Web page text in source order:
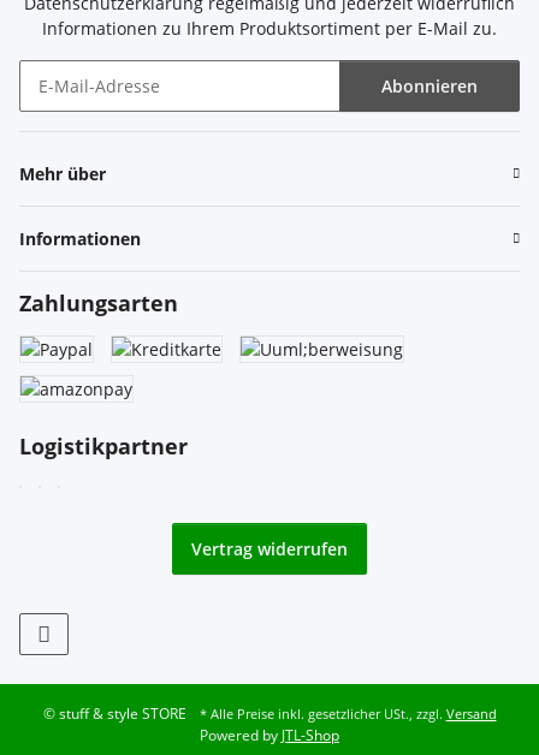
Informationen zu Ihrem Produktsortiment per E-Mail zu.
Abonnieren
Mehr über
Informationen
Zahlungsarten
Logistikpartner
Vertrag widerrufen
© stuff & style STORE * Alle Preise inkl. gesetzlicher USt., zzgl. Versand
Powered by JTL-Shop